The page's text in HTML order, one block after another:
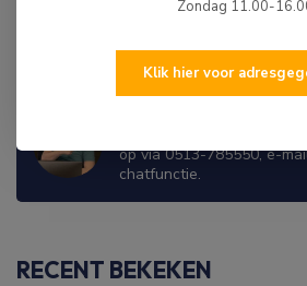
op via 0513-785550, e-
chatfunctie.
RECENT BEKEKEN
Zondag 11.00-
Klik hier voor